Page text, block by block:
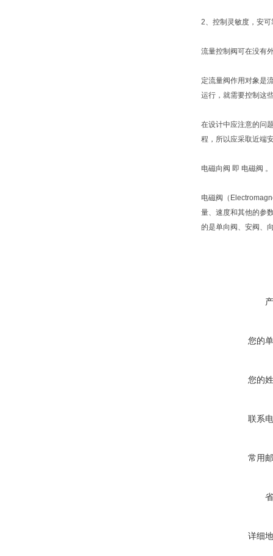
2、控制灵敏度，安
流量控制阀可在没有
定流量阀作用对象是
运行，就需要控制这
在设计中应注意的问
程，所以应采取近端
电磁向阀 即 电磁阀 。
电磁阀（
量、速度和其他的参
的是单向阀、安阀、
您的
您的
联系
常用
详细